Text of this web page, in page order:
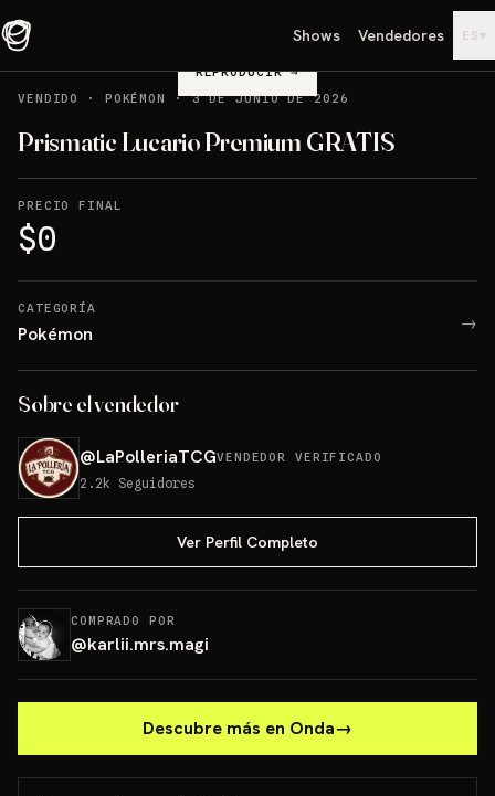
Shows Vendedores ES ▾
REPRODUCIR→
VENDIDO
· POKÉMON ·3 DE JUNIO DE 2026
Prismatic Lucario Premium GRATIS
PRECIO FINAL
$0
CATEGORÍA
Pokémon →
Sobre el vendedor
@LaPolleriaTCGVENDEDOR VERIFICADO
2.2k Seguidores
Ver Perfil Completo
COMPRADO POR
@karlii.mrs.magi
Descubre más en Onda→